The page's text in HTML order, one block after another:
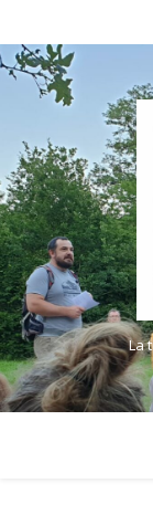
La